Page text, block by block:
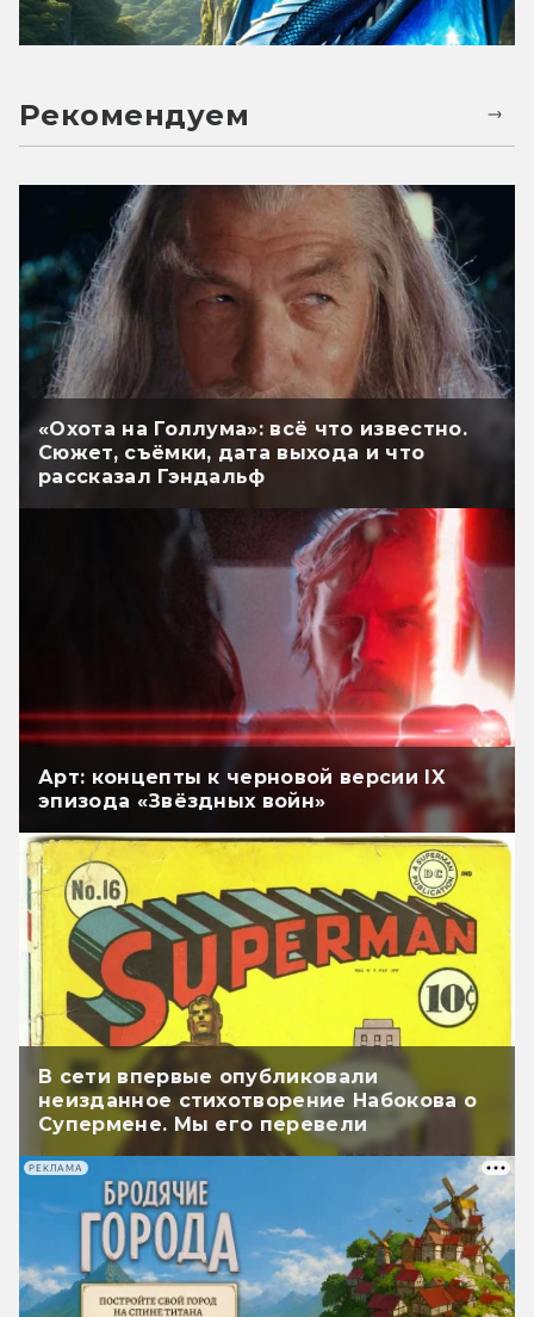
Рекомендуем
«Охота на Голлума»: всё что известно.
Сюжет, съёмки, дата выхода и что
рассказал Гэндальф
Арт: концепты к черновой версии IX
эпизода «Звёздных войн»
В сети впервые опубликовали
неизданное стихотворение Набокова о
Супермене. Мы его перевели
РЕКЛАМА